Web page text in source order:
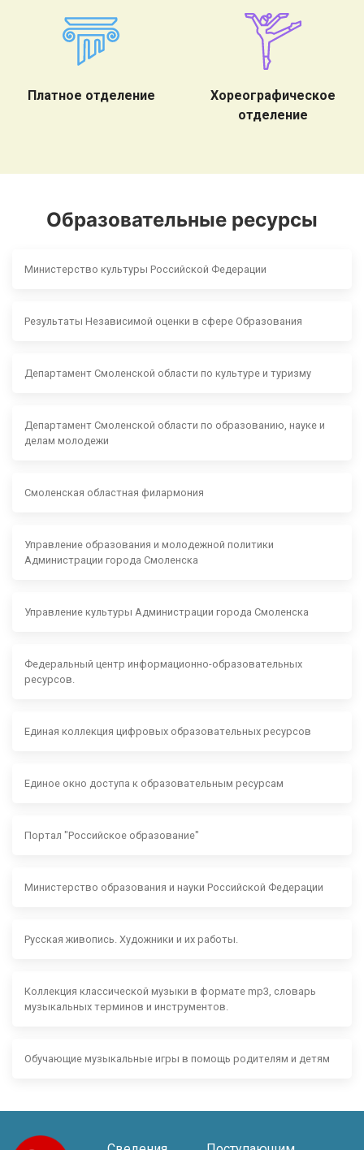
Платное отделение
Хореографическое
отделение
Образовательные ресурсы
Министерство культуры Российской Федерации
Результаты Независимой оценки в сфере Образования
Департамент Смоленской области по культуре и туризму
Департамент Смоленской области по образованию, науке и
делам молодежи
Смоленская областная филармония
Управление образования и молодежной политики
Администрации города Смоленска
Управление культуры Администрации города Смоленска
Федеральный центр информационно-образовательных
ресурсов.
Единая коллекция цифровых образовательных ресурсов
Единое окно доступа к образовательным ресурсам
Портал "Российское образование"
Министерство образования и науки Российской Федерации
Русская живопись. Художники и их работы.
Коллекция классической музыки в формате mp3, словарь
музыкальных терминов и инструментов.
Обучающие музыкальные игры в помощь родителям и детям